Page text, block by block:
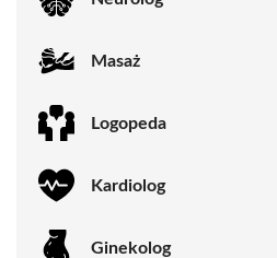
Masaż
Logopeda
Kardiolog
Ginekolog